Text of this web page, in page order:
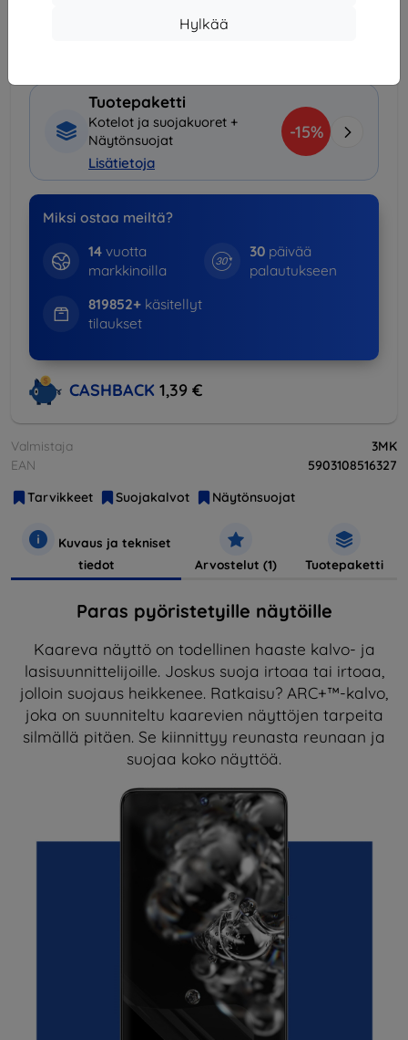
Hylkää
7,90 € (Ilmainen alkaen 200,00
Tuotepaketti
Kotelot ja suojakuoret +
Näytönsuojat
Lisätietoja
-15%
Miksi ostaa meiltä?
14vuotta
markkinoilla
30 päivää
palautukseen
819852+käsitellyt
tilaukset
CASHBACK 1,39 €
Valmistaja
3MK
EAN
5903108516327
Tarvikkeet
Suojakalvot Näytönsuojat
Kuvaus ja tekniset
tiedot
Arvostelut (1) Tuotepaketti
Paras pyöristetyille näytöille
Kaareva näyttö on todellinen haaste kalvo- ja
lasisuunnittelijoille. Joskus suoja irtoaa tai irtoaa,
jolloin suojaus heikkenee. Ratkaisu? ARC+™-kalvo,
joka on suunniteltu kaarevien näyttöjen tarpeita
silmällä pitäen. Se kiinnittyy reunasta reunaan ja
suojaa koko näyttöä.